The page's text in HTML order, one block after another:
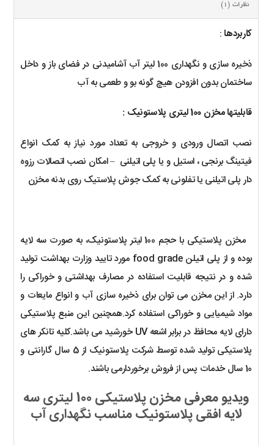
نظرات (1)
کاربردها:
ذخیره سازی و نگهداری 100 لیتر آب آشامیدنی در فضای باز و داخل
ساختمان بدون افزودن هیچ گونه بو و طعمی به آب
قابلیتها مخزن 100 لیتری پلاستونیک :
نصب اتصال ورودی و خروجی به تعداد مورد نیاز به کمک انواع
فیتینگ برنجی ، استیل و یا پلی اتیلنی – امکان نصب اتصالات رزوه
دار پلی اتیلنی یا تفلونی به کمک جوش پلاستیک روی بدنه مخزن
مخزن پلاستیکی با حجم 100 لیتر پلاستونیک، به صورت سه لایه
بوده و از پلی اتیلن food grade مورد تایید وزارت بهداشت تولید
شده و در نتیجه قابلیت استفاده در مصارف بهداشتی و خوراکی را
دارد. از این مخزن می توان برای ذخیره سازی آب و انواع مایعات و
مواد شیمیایی و خوراکی استفاده کرد.همچنین این منبع پلاستیکی
دارای لایه محافظ در برابر اشعه UV خورشید می باشد.کلیه تانکر های
پلاستیکی تولید شده توسط شرکت پلاستونیک از 5 سال گارانتی و
10 سال خدمات پس از فروش برخوردارمی باشند.
ویدیو معرفی مخزن پلاستیکی 100 لیتری سه
لایه افقی پلاستونیک مناسب نگهداری آب